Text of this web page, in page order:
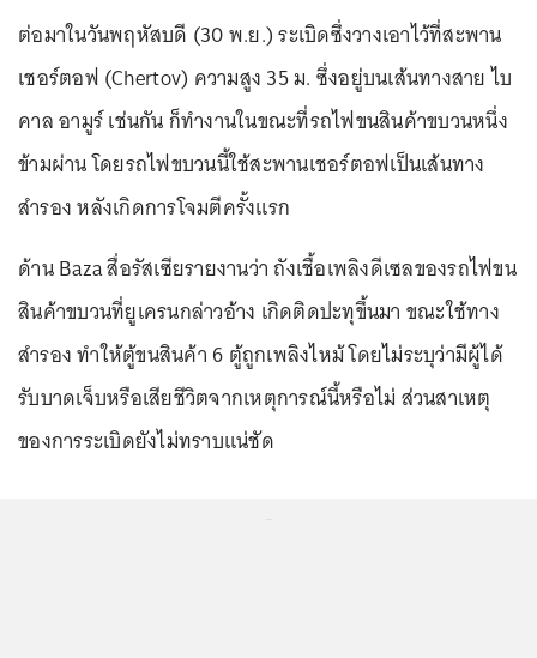
ต่อมาในวันพฤหัสบดี (30 พ.ย.) ระเบิดซึ่งวางเอาไว้ที่สะพาน
เชอร์ตอฟ (Chertov) ความสูง 35 ม. ซึ่งอยู่บนเส้นทางสาย ไบ
คาล อามูร์ เช่นกัน ก็ทำงานในขณะที่รถไฟขนสินค้าขบวนหนึ่ง
ข้ามผ่าน โดยรถไฟขบวนนี้ใช้สะพานเชอร์ตอฟเป็นเส้นทาง
สำรอง หลังเกิดการโจมตีครั้งแรก
ด้าน Baza สื่อรัสเซียรายงานว่า ถังเชื้อเพลิงดีเซลของรถไฟขน
สินค้าขบวนที่ยูเครนกล่าวอ้าง เกิดติดปะทุขึ้นมา ขณะใช้ทาง
สำรอง ทำให้ตู้ขนสินค้า 6 ตู้ถูกเพลิงไหม้ โดยไม่ระบุว่ามีผู้ได้
รับบาดเจ็บหรือเสียชีวิตจากเหตุการณ์นี้หรือไม่ ส่วนสาเหตุ
ของการระเบิดยังไม่ทราบแน่ชัด